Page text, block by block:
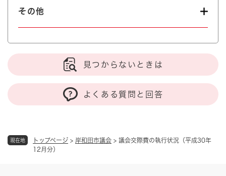
現在地 トップページ > 岸和田市議会 > 議会交際費の執行状況（平成30年
12月分）
その他
見つからないときは
よくある質問と回答